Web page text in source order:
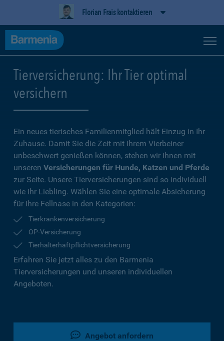
Florian Frais kontaktieren
Tierversicherung: Ihr Tier optimal
versichern
Ein neues tierisches Familienmitglied hält Einzug in Ihr
Zuhause. Damit Sie die Zeit mit Ihrem Vierbeiner
unbeschwert genießen können, stehen wir Ihnen mit
unseren Versicherungen für Hunde, Katzen und Pferde
zur Seite. Unsere Tierversicherungen sind so individuell
wie Ihr Liebling. Wählen Sie eine optimale Absicherung
für Ihre Fellnase in den Kategorien:
Tierkrankenversicherung
OP-Versicherung
Tierhalterhaftpflichtversicherung
Erfahren Sie jetzt alles zu den Barmenia
Tierversicherungen und unseren individuellen
Angeboten.
Angebot anfordern